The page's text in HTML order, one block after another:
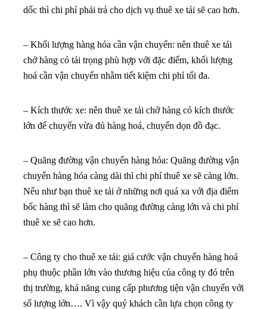
dốc thì chi phí phải trả cho dịch vụ thuê xe tải sẽ cao hơn.
– Khối lượng hàng hóa cần vận chuyển: nên thuê xe tải
chở hàng có tải trọng phù hợp với đặc điểm, khối lượng
hoá cần vận chuyển nhằm tiết kiệm chi phí tối đa.
– Kích thước xe: nên thuê xe tải chở hàng có kích thước
lớn để chuyển vừa đủ hàng hoá, chuyển dọn đồ đạc.
– Quãng đường vận chuyển hàng hóa: Quãng đường vận
chuyển hàng hóa càng dài thì chi phí thuê xe sẽ càng lớn.
Nếu như bạn thuê xe tải ở những nơi quá xa với địa điểm
bốc hàng thì sẽ làm cho quãng đường càng lớn và chi phí
thuê xe sẽ cao hơn.
– Công ty cho thuê xe tải: giá cước vận chuyển hàng hoá
phụ thuộc phần lớn vào thương hiệu của công ty đó trên
thị trường, khả năng cung cấp phương tiện vận chuyển với
số lượng lớn…. Vì vậy quý khách cần lựa chọn công ty